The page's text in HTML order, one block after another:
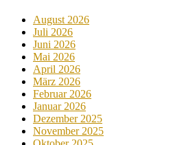
August 2026
Juli 2026
Juni 2026
Mai 2026
April 2026
März 2026
Februar 2026
Januar 2026
Dezember 2025
November 2025